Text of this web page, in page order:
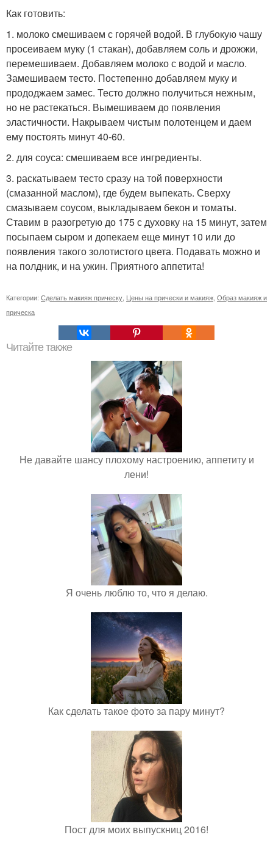
Как готовить:
1. молоко смешиваем с горячей водой. В глубокую чашу
просеиваем муку (1 стакан), добавляем соль и дрожжи,
перемешиваем. Добавляем молоко с водой и масло.
Замешиваем тесто. Постепенно добавляем муку и
прододжаем замес. Тесто должно получиться нежным,
но не растекаться. Вымешиваем до появления
эластичности. Накрываем чистым полотенцем и даем
ему постоять минут 40-60.
2. для соуса: смешиваем все ингредиенты.
3. раскатываем тесто сразу на той поверхности
(смазанной маслом), где будем выпекать. Сверху
смазываем соусом, выкладываем бекон и томаты.
Ставим в разогретую до 175 с духовку на 15 минут, затем
посыпаем сыром и допекаем еще минут 10 или до
появления такого золотистого цвета. Подавать можно и
на полдник, и на ужин. Приятного аппетита!
Категории: Сделать макияж прическу Цены на прически и макияж Образ макияж и
прическа
Читайте также
Не давайте шансу плохому настроению, аппетиту и
лени!
Я очень люблю то, что я делаю.
Как сделать такое фото за пару минут?
Пост для моих выпускниц 2016!